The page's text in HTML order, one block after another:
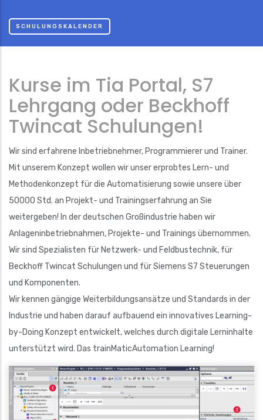
SCHULUNGSKALENDER
Kurse im Tia Portal, S7
Lehrgang oder Beckhoff
Twincat Schulungen!
Wir sind erfahrene Inbetriebnehmer, Programmierer und Trainer.
Mit unserem Konzept wollen wir unser erprobtes Lern- und
Methodenkonzept für die Automatisierung sowie unsere über
50000 Std. an Projekt- und Trainingserfahrung an Sie
weitergeben! In der deutschen Großindustrie haben wir
Anlageninbetriebnahmen, Projekte- und Trainings übernommen.
Wir sind Spezialisten für Netzwerk- und Feldbustechnik, für
Beckhoff Twincat Schulungen und für Siemens S7 Steuerungen
und Komponenten.
Wir kennen gängige Weiterbildungsansätze und Standards in der
Industrie und haben darauf aufbauend ein innovatives Learning-
by-Doing Konzept entwickelt, welches durch digitale Lerninhalte
unterstützt wird. Das trainMaticAutomation Learning!